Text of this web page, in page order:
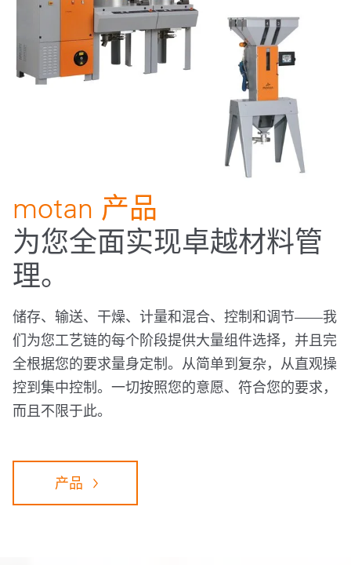
为您全面实现卓越材料管
理。
motan 产品
储存、输送、干燥、计量和混合、控制和调节——我
们为您工艺链的每个阶段提供大量组件选择，并且完
全根据您的要求量身定制。从简单到复杂，从直观操
控到集中控制。一切按照您的意愿、符合您的要求，
而且不限于此。
产品